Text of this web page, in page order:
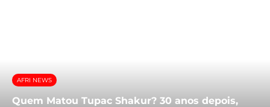
AFRI NEWS
Quem Matou Tupac Shakur? 30 anos depois,